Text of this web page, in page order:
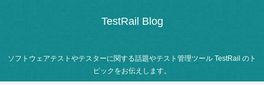
TestRail Blog
ソフトウェアテストやテスターに関する話題やテスト管理ツール TestRail のト
ピックをお伝えします。